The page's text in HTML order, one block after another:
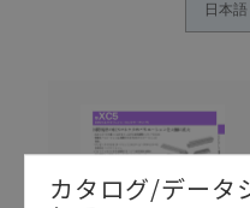
日本語
カタログ/データ